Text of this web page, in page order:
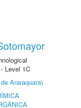
Level 1C
Araraquara)